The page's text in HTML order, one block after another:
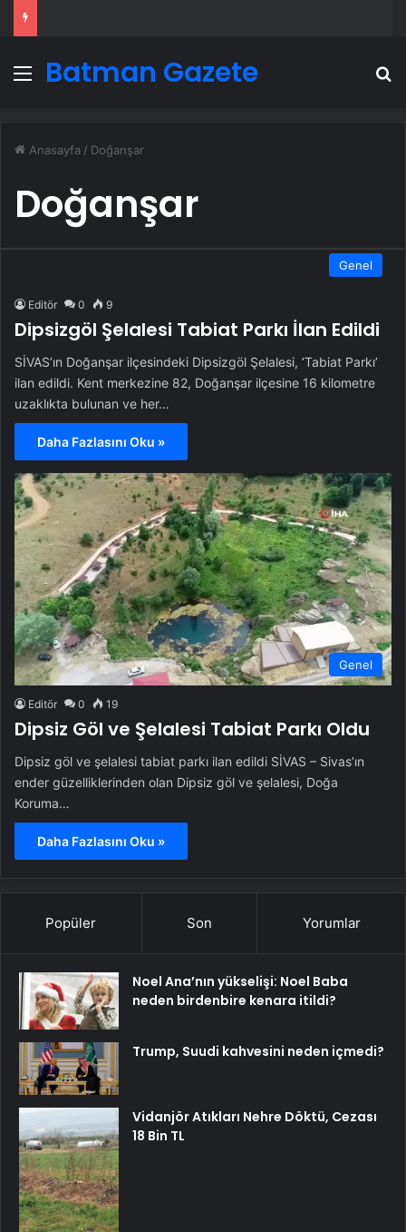
Menü
Batman Gazete
Anasayfa / Doğanşar
Doğanşar
Genel
Editör 0 9
Dipsizgöl Şelalesi Tabiat Parkı İlan Edildi
SİVAS’ın Doğanşar ilçesindeki Dipsizgöl Şelalesi, ‘Tabiat Parkı’
ilan edildi. Kent merkezine 82, Doğanşar ilçesine 16 kilometre
uzaklıkta bulunan ve her…
Daha Fazlasını Oku »
Genel
Editör 0 19
Dipsiz Göl ve Şelalesi Tabiat Parkı Oldu
Dipsiz göl ve şelalesi tabiat parkı ilan edildi SİVAS – Sivas’ın
ender güzelliklerinden olan Dipsiz göl ve şelalesi, Doğa
Koruma…
Daha Fazlasını Oku »
Popüler Son Yorumlar
Noel Ana’nın yükselişi: Noel Baba
neden birdenbire kenara itildi?
Trump, Suudi kahvesini neden içmedi?
Vidanjör Atıkları Nehre Döktü, Cezası
18 Bin TL